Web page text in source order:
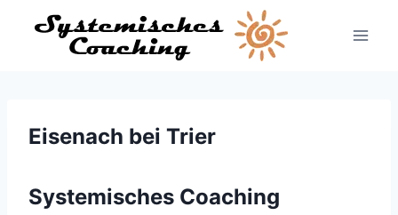
Inhalt
Eisenach bei Trier
Systemisches Coaching